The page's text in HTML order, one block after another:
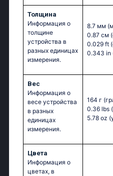
Толщина
Информация о
толщине
устройства в
разных единицах
измерения.
8.7 мм
0.87 см
0.029 ft
0.343 in
Вес
Информация о
весе устройства
в разных
единицах
измерения.
164 г
0.36 lbs
5.78 oz
Цвета
Информация о
цветах, в